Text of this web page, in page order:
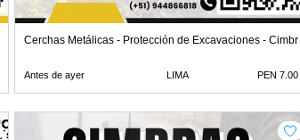
Cerchas Metálicas - Protección de Excavaciones -
Antes de ayer LIMA PEN 7.00